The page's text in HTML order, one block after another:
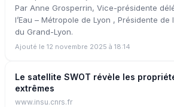
Par Anne Grosperrin, Vice-présidente
l’Eau – Métropole de Lyon , Présidente de
du Grand-Lyon.
Ajouté le 12 novembre 2025 à 18:14
Le satellite SWOT révèle les
extrêmes
www.insu.cnrs.fr